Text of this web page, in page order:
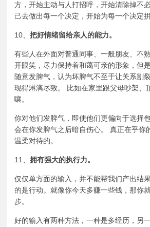
方，开始主动与人打招呼，开始清除掉不
己去做出每一个决定，开始为每一个决定拼
10、把好情绪留给亲人的能力。
有些人在外面对普通同事、一般朋友、不
开眼笑，尽力保持着和蔼可亲的形象，但
随意发脾气，认为坏脾气不至于让关系割
现得淋漓尽致。 比如在家里跟父母吵架、
嚷。
你对他们发脾气，即使他们更偏向于选择
会在你发脾气之后暗自伤心。 真正在乎你
温柔对待的。
11、拥有强大的执行力。
仅仅单方面的输入，并不能帮我们产出结
的是行动。就像你今天多赚一些钱，那你
步。
好的输入有两种方法，一种是多经历，另